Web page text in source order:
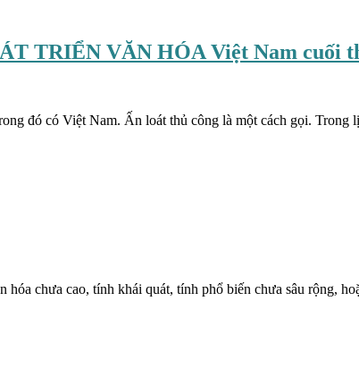
TRIỂN VĂN HÓA Việt Nam cuối
đó có Việt Nam. Ấn loát thủ công là một cách gọi.
chưa cao, tính khái quát, tính phổ biến chưa sâu rộng,